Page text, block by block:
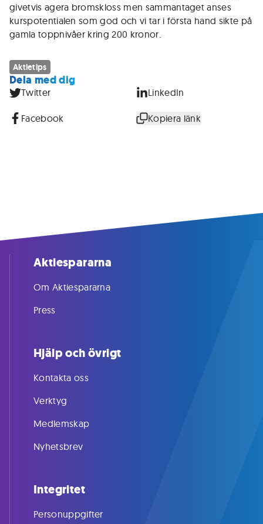
givetvis agera bromskloss men sammantaget anses
kurspotentialen som god och vi tar i första hand sikte på
gamla toppnivåer kring 200 kronor.
Aktietips
Dela med dig
Twitter LinkedIn
Facebook Kopiera länk
Aktiespararna
Om Aktiespararna
Press
Hjälp och övrigt
Kontakta oss
Verktyg
Medlemskap
Nyhetsbrev
Integritet
Personuppgifter